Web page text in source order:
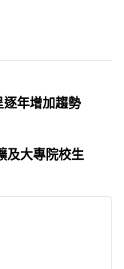
逐年增加趨勢
及大專院校生